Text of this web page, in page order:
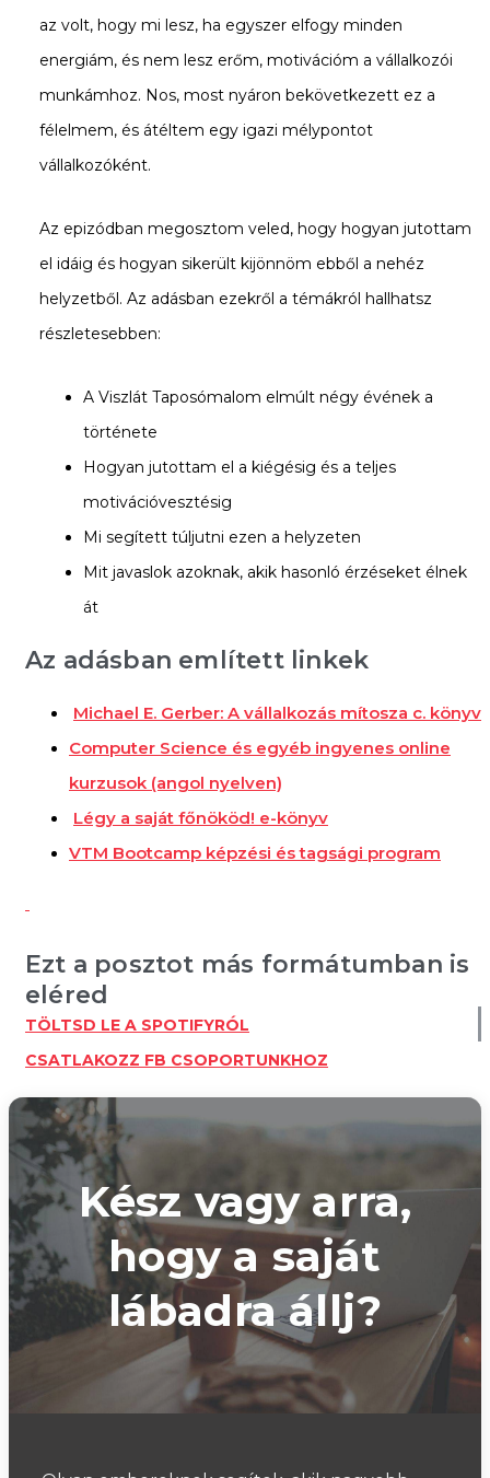
az volt, hogy mi lesz, ha egyszer elfogy minden
energiám, és nem lesz erőm, motivációm a vállalkozói
munkámhoz. Nos, most nyáron bekövetkezett ez a
félelmem, és átéltem egy igazi mélypontot
vállalkozóként.
Az epizódban megosztom veled, hogy hogyan jutottam
el idáig és hogyan sikerült kijönnöm ebből a nehéz
helyzetből. Az adásban ezekről a témákról hallhatsz
részletesebben:
A Viszlát Taposómalom elmúlt négy évének a
története
Hogyan jutottam el a kiégésig és a teljes
motivációvesztésig
Mi segített túljutni ezen a helyzeten
Mit javaslok azoknak, akik hasonló érzéseket élnek
át
Az adásban említett linkek
Michael E. Gerber: A vállalkozás mítosza c. könyv
Computer Science és egyéb ingyenes online
kurzusok (angol nyelven)
Légy a saját főnököd! e-könyv
VTM Bootcamp képzési és tagsági program
Ezt a posztot más formátumban is
eléred
TÖLTSD LE A SPOTIFYRÓL
CSATLAKOZZ FB CSOPORTUNKHOZ
Kész vagy arra,
hogy a saját
lábadra állj?